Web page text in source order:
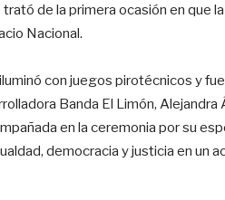
trató de la primera ocasión en que
Nacional.
con juegos pirotécnicos y
Banda El Limón,
en la ceremonia por su
democracia y justicia en un